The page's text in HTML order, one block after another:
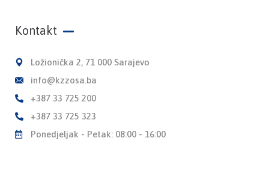
Kontakt
Ložionička 2, 71 000 Sarajevo
info@kzzosa.ba
+387 33 725 200
+387 33 725 323
Ponedjeljak - Petak: 08:00 - 16:00